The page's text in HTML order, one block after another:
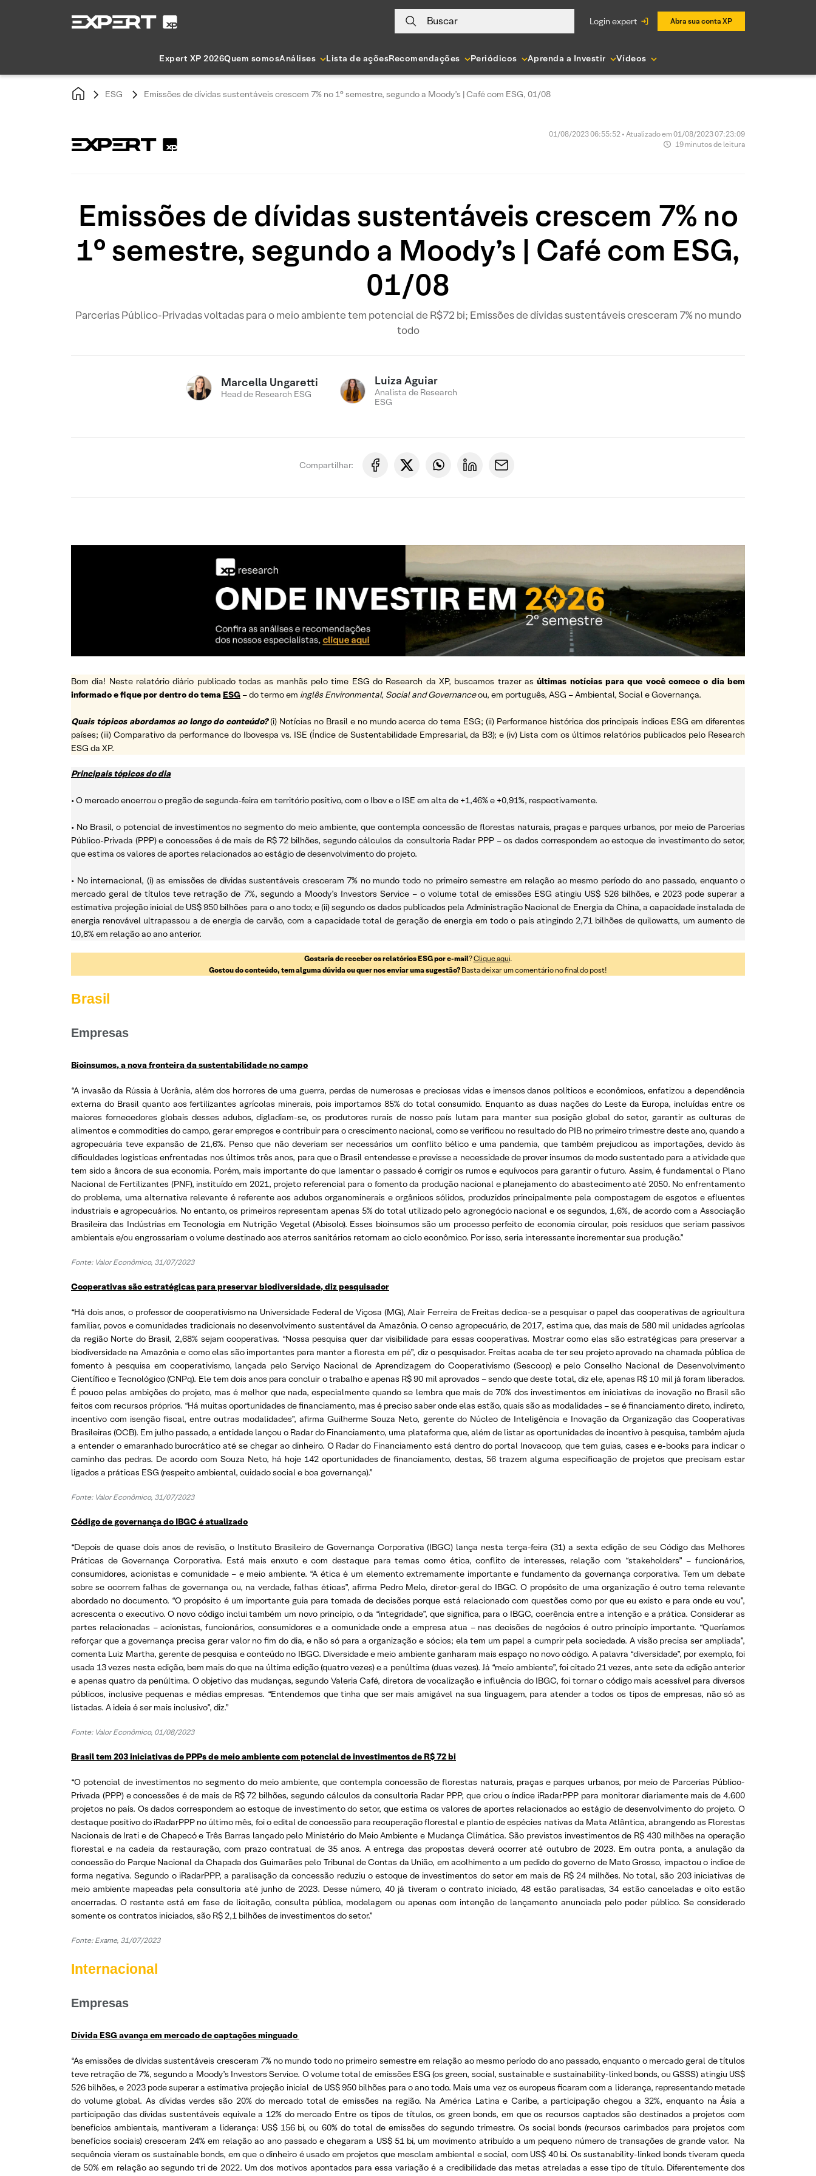
Buscar login expert Abra sua conta XP
Expert XP 2026Quem somosAnálises Lista de açõesRecomendações Periódicos Aprenda a Investir Vídeos
ESG Emissões de dívidas sustentáveis crescem 7% no 1° semestre, segundo a Moody’s | Café com ESG, 01/08
01/08/2023 06:55:52 • Atualizado em 01/08/2023 07:23:09
19 minutos de leitura
Emissões de dívidas sustentáveis crescem 7% no
1° semestre, segundo a Moody’s | Café com ESG,
01/08
Parcerias Público-Privadas voltadas para o meio ambiente tem potencial de R$72 bi; Emissões de dívidas sustentáveis cresceram 7% no mundo
todo
Marcella Ungaretti
Head de Research ESG
Luiza Aguiar
Analista de Research
ESG
Compartilhar:
Bom dia! Neste relatório diário publicado todas as manhãs pelo time ESG do Research da XP, buscamos trazer asúltimas notícias para que você comece o dia bem
informado e fique por dentro do tema ESG – do termo em inglês Environmental, Social and Governanceou, em português, ASG – Ambiental, Social e Governança.
Quais tópicos abordamos ao longo do conteúdo? (i) Notícias no Brasil e no mundo acerca do tema ESG; (ii) Performance histórica dos principais índices ESG em diferentes
países; (iii) Comparativo da performance do Ibovespa vs. ISE (Índice de Sustentabilidade Empresarial, da B3); e (iv) Lista com os últimos relatórios publicados pelo Research
ESG da XP.
Principais tópicos do dia
• O mercado encerrou o pregão de segunda-feira em território positivo, com o Ibov e o ISE em alta de +1,46% e +0,91%, respectivamente.
• No Brasil, o potencial de investimentos no segmento do meio ambiente, que contempla concessão de florestas naturais, praças e parques urbanos, por meio de Parcerias
Público-Privada (PPP) e concessões é de mais de R$ 72 bilhões, segundo cálculos da consultoria Radar PPP – os dados correspondem ao estoque de investimento do setor,
que estima os valores de aportes relacionados ao estágio de desenvolvimento do projeto.
• No internacional, (i) as emissões de dívidas sustentáveis cresceram 7% no mundo todo no primeiro semestre em relação ao mesmo período do ano passado, enquanto o
mercado geral de títulos teve retração de 7%, segundo a Moody’s Investors Service – o volume total de emissões ESG atingiu US$ 526 bilhões, e 2023 pode superar a
estimativa projeção inicial de US$ 950 bilhões para o ano todo; e (ii) segundo os dados publicados pela Administração Nacional de Energia da China, a capacidade instalada de
energia renovável ultrapassou a de energia de carvão, com a capacidade total de geração de energia em todo o país atingindo 2,71 bilhões de quilowatts, um aumento de
10,8% em relação ao ano anterior.
Gostaria de receber os relatórios ESG por e-mail?Clique aqui.
Gostou do conteúdo, tem alguma dúvida ou quer nos enviar uma sugestão? Basta deixar um comentário no final do post!
Brasil
Empresas
Bioinsumos, a nova fronteira da sustentabilidade no campo
“A invasão da Rússia à Ucrânia, além dos horrores de uma guerra, perdas de numerosas e preciosas vidas e imensos danos políticos e econômicos, enfatizou a dependência
externa do Brasil quanto aos fertilizantes agrícolas minerais, pois importamos 85% do total consumido. Enquanto as duas nações do Leste da Europa, incluídas entre os
maiores fornecedores globais desses adubos, digladiam-se, os produtores rurais de nosso país lutam para manter sua posição global do setor, garantir as culturas de
alimentos e commodities do campo, gerar empregos e contribuir para o crescimento nacional, como se verificou no resultado do PIB no primeiro trimestre deste ano, quando a
agropecuária teve expansão de 21,6%. Penso que não deveriam ser necessários um conflito bélico e uma pandemia, que também prejudicou as importações, devido às
dificuldades logísticas enfrentadas nos últimos três anos, para que o Brasil entendesse e previsse a necessidade de prover insumos de modo sustentado para a atividade que
tem sido a âncora de sua economia. Porém, mais importante do que lamentar o passado é corrigir os rumos e equívocos para garantir o futuro. Assim, é fundamental o Plano
Nacional de Fertilizantes (PNF), instituído em 2021, projeto referencial para o fomento da produção nacional e planejamento do abastecimento até 2050. No enfrentamento
do problema, uma alternativa relevante é referente aos adubos organominerais e orgânicos sólidos, produzidos principalmente pela compostagem de esgotos e efluentes
industriais e agropecuários. No entanto, os primeiros representam apenas 5% do total utilizado pelo agronegócio nacional e os segundos, 1,6%, de acordo com a Associação
Brasileira das Indústrias em Tecnologia em Nutrição Vegetal (Abisolo). Esses bioinsumos são um processo perfeito de economia circular, pois resíduos que seriam passivos
ambientais e/ou engrossariam o volume destinado aos aterros sanitários retornam ao ciclo econômico. Por isso, seria interessante incrementar sua produção.”
Fonte: Valor Econômico, 31/07/2023
Cooperativas são estratégicas para preservar biodiversidade, diz pesquisador
“Há dois anos, o professor de cooperativismo na Universidade Federal de Viçosa (MG), Alair Ferreira de Freitas dedica-se a pesquisar o papel das cooperativas de agricultura
familiar, povos e comunidades tradicionais no desenvolvimento sustentável da Amazônia. O censo agropecuário, de 2017, estima que, das mais de 580 mil unidades agrícolas
da região Norte do Brasil, 2,68% sejam cooperativas. “Nossa pesquisa quer dar visibilidade para essas cooperativas. Mostrar como elas são estratégicas para preservar a
biodiversidade na Amazônia e como elas são importantes para manter a floresta em pé”, diz o pesquisador. Freitas acaba de ter seu projeto aprovado na chamada pública de
fomento à pesquisa em cooperativismo, lançada pelo Serviço Nacional de Aprendizagem do Cooperativismo (Sescoop) e pelo Conselho Nacional de Desenvolvimento
Científico e Tecnológico (CNPq). Ele tem dois anos para concluir o trabalho e apenas R$ 90 mil aprovados – sendo que deste total, diz ele, apenas R$ 10 mil já foram liberados.
É pouco pelas ambições do projeto, mas é melhor que nada, especialmente quando se lembra que mais de 70% dos investimentos em iniciativas de inovação no Brasil são
feitos com recursos próprios. “Há muitas oportunidades de financiamento, mas é preciso saber onde elas estão, quais são as modalidades – se é financiamento direto, indireto,
incentivo com isenção fiscal, entre outras modalidades”, afirma Guilherme Souza Neto, gerente do Núcleo de Inteligência e Inovação da Organização das Cooperativas
Brasileiras (OCB). Em julho passado, a entidade lançou o Radar do Financiamento, uma plataforma que, além de listar as oportunidades de incentivo à pesquisa, também ajuda
a entender o emaranhado burocrático até se chegar ao dinheiro. O Radar do Financiamento está dentro do portal Inovacoop, que tem guias, cases e e-books para indicar o
caminho das pedras. De acordo com Souza Neto, há hoje 142 oportunidades de financiamento, destas, 56 trazem alguma especificação de projetos que precisam estar
ligados a práticas ESG (respeito ambiental, cuidado social e boa governança).”
Fonte: Valor Econômico, 31/07/2023
Código de governança do IBGC é atualizado
“Depois de quase dois anos de revisão, o Instituto Brasileiro de Governança Corporativa (IBGC) lança nesta terça-feira (31) a sexta edição de seu Código das Melhores
Práticas de Governança Corporativa. Está mais enxuto e com destaque para temas como ética, conflito de interesses, relação com “stakeholders” – funcionários,
consumidores, acionistas e comunidade – e meio ambiente. “A ética é um elemento extremamente importante e fundamento da governança corporativa. Tem um debate
sobre se ocorrem falhas de governança ou, na verdade, falhas éticas”, afirma Pedro Melo, diretor-geral do IBGC. O propósito de uma organização é outro tema relevante
abordado no documento. “O propósito é um importante guia para tomada de decisões porque está relacionado com questões como por que eu existo e para onde eu vou”,
acrescenta o executivo. O novo código inclui também um novo princípio, o da “integridade”, que significa, para o IBGC, coerência entre a intenção e a prática. Considerar as
partes relacionadas – acionistas, funcionários, consumidores e a comunidade onde a empresa atua – nas decisões de negócios é outro princípio importante. “Queríamos
reforçar que a governança precisa gerar valor no fim do dia, e não só para a organização e sócios; ela tem um papel a cumprir pela sociedade. A visão precisa ser ampliada”,
comenta Luiz Martha, gerente de pesquisa e conteúdo no IBGC. Diversidade e meio ambiente ganharam mais espaço no novo código. A palavra “diversidade”, por exemplo, foi
usada 13 vezes nesta edição, bem mais do que na última edição (quatro vezes) e a penúltima (duas vezes). Já “meio ambiente”, foi citado 21 vezes, ante sete da edição anterior
e apenas quatro da penúltima. O objetivo das mudanças, segundo Valeria Café, diretora de vocalização e influência do IBGC, foi tornar o código mais acessível para diversos
públicos, inclusive pequenas e médias empresas. “Entendemos que tinha que ser mais amigável na sua linguagem, para atender a todos os tipos de empresas, não só as
listadas. A ideia é ser mais inclusivo”, diz.”
Fonte: Valor Econômico, 01/08/2023
Brasil tem 203 iniciativas de PPPs de meio ambiente com potencial de investimentos de R$ 72 bi
“O potencial de investimentos no segmento do meio ambiente, que contempla concessão de florestas naturais, praças e parques urbanos, por meio de Parcerias Público-
Privada (PPP) e concessões é de mais de R$ 72 bilhões, segundo cálculos da consultoria Radar PPP, que criou o índice iRadarPPP para monitorar diariamente mais de 4.600
projetos no país. Os dados correspondem ao estoque de investimento do setor, que estima os valores de aportes relacionados ao estágio de desenvolvimento do projeto. O
destaque positivo do iRadarPPP no último mês, foi o edital de concessão para recuperação florestal e plantio de espécies nativas da Mata Atlântica, abrangendo as Florestas
Nacionais de Irati e de Chapecó e Três Barras lançado pelo Ministério do Meio Ambiente e Mudança Climática. São previstos investimentos de R$ 430 milhões na operação
florestal e na cadeia da restauração, com prazo contratual de 35 anos. A entrega das propostas deverá ocorrer até outubro de 2023. Em outra ponta, a anulação da
concessão do Parque Nacional da Chapada dos Guimarães pelo Tribunal de Contas da União, em acolhimento a um pedido do governo de Mato Grosso, impactou o índice de
forma negativa. Segundo o iRadarPPP, a paralisação da concessão reduziu o estoque de investimentos do setor em mais de R$ 24 milhões. No total, são 203 iniciativas de
meio ambiente mapeadas pela consultoria até junho de 2023. Desse número, 40 já tiveram o contrato iniciado, 48 estão paralisadas, 34 estão canceladas e oito estão
encerradas. O restante está em fase de licitação, consulta pública, modelagem ou apenas com intenção de lançamento anunciada pelo poder público. Se considerado
somente os contratos iniciados, são R$ 2,1 bilhões de investimentos do setor.”
Fonte: Exame, 31/07/2023
Internacional
Empresas
Dívida ESG avança em mercado de captações minguado
“As emissões de dívidas sustentáveis cresceram 7% no mundo todo no primeiro semestre em relação ao mesmo período do ano passado, enquanto o mercado geral de títulos
teve retração de 7%, segundo a Moody’s Investors Service. O volume total de emissões ESG (os green, social, sustainable e sustainability-linked bonds, ou GSSS) atingiu US$
526 bilhões, e 2023 pode superar a estimativa projeção inicial de US$ 950 bilhões para o ano todo. Mais uma vez os europeus ficaram com a liderança, representando metade
do volume global. As dívidas verdes são 20% do mercado total de emissões na região. Na América Latina e Caribe, a participação chegou a 32%, enquanto na Ásia a
participação das dívidas sustentáveis equivale a 12% do mercado Entre os tipos de títulos, os green bonds, em que os recursos captados são destinados a projetos com
benefícios ambientais, mantiveram a liderança: US$ 156 bi, ou 60% do total de emissões do segundo trimestre. Os social bonds (recursos carimbados para projetos com
benefícios sociais) cresceram 24% em relação ao ano passado e chegaram a US$ 51 bi, um movimento atribuído a um pequeno número de transações de grande valor. Na
sequência vieram os sustainable bonds, em que o dinheiro é usado em projetos que mesclam ambiental e social, com US$ 40 bi. Os sustanability-linked bonds tiveram queda
de 50% em relação ao segundo tri de 2022. Um dos motivos apontados para essa variação é a credibilidade das metas atreladas a esse tipo de título. Diferentemente dos